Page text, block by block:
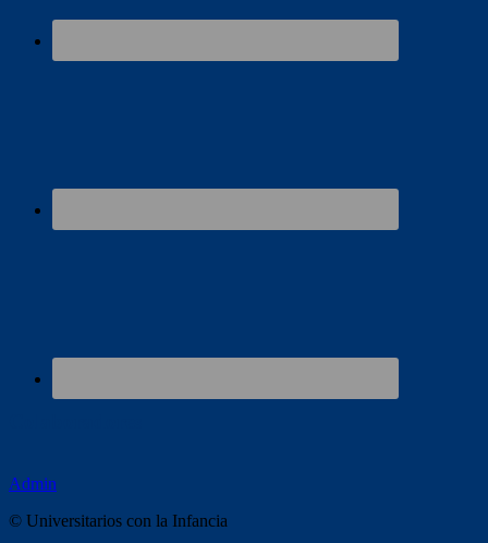
Admin
© Universitarios con la Infancia